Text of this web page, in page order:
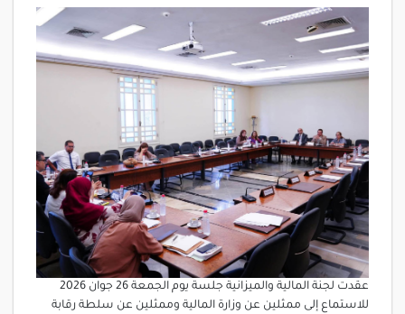
عقدت لجنة المالية والميزانية جلسة يوم الجمعة 26 جوان 2026
للاستماع إلى ممثلين عن وزارة المالية وممثلين عن سلطة رقابة